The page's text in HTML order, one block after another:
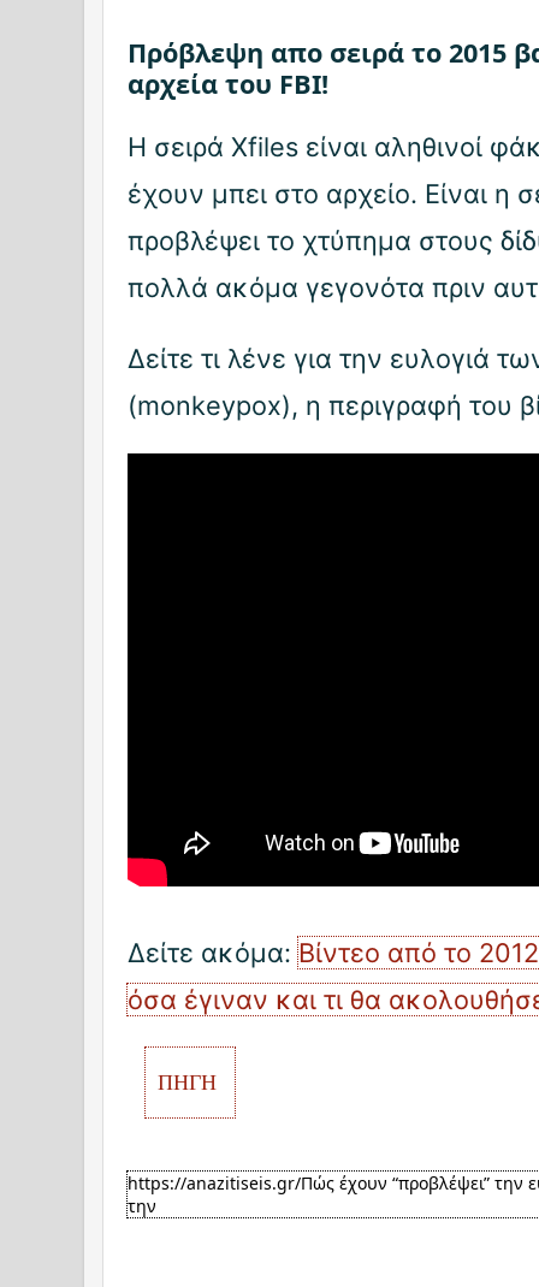
Πρόβλεψη απο σειρά το 2015
αρχεία του FBI!
Η σειρά Xfiles είναι αληθινοί
έχουν μπει στο αρχείο. Είναι η
προβλέψει το χτύπημα στους
πολλά ακόμα γεγονότα πριν
Δείτε τι λένε για την ευλογιά
(monkeypox), η περιγραφή του
Δείτε ακόμα:Βίντεο από το
όσα έγιναν και τι θα
ΠΗΓΗ
https://anazitiseis.gr/Πώς έχουν “προβλέψει” την
την